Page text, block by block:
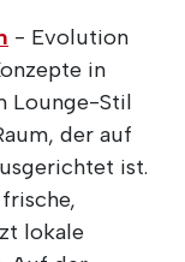
- Evolution
in
Lounge-Stil
der auf
ist.
lokale